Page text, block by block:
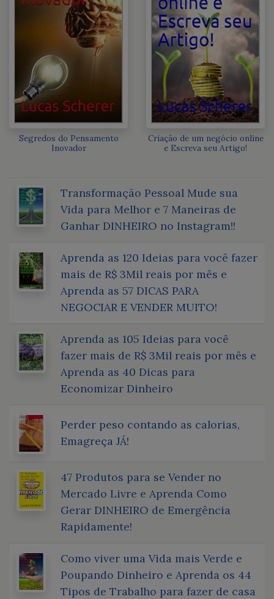
Segredos do Pensamento
Inovador
Criação de um negócio online
e Escreva seu Artigo!
Transformação Pessoal Mude sua
Vida para Melhor e 7 Maneiras de
Ganhar DINHEIRO no Instagram!!
Aprenda as 120 Ideias para você fazer
mais de R$ 3Mil reais por mês e
Aprenda as 57 DICAS PARA
NEGOCIAR E VENDER MUITO!
Aprenda as 105 Ideias para você
fazer mais de R$ 3Mil reais por mês e
Aprenda as 40 Dicas para
Economizar Dinheiro
Perder peso contando as calorias,
Emagreça JÁ!
47 Produtos para se Vender no
Mercado Livre e Aprenda Como
Gerar DINHEIRO de Emergência
Rapidamente!
Como viver uma Vida mais Verde e
Poupando Dinheiro e Aprenda os 44
Tipos de Trabalho para fazer de casa